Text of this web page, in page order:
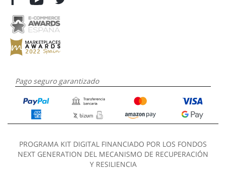
Pago seguro garantizado
PROGRAMA KIT DIGITAL FINANCIADO POR LOS FONDOS
NEXT GENERATION DEL MECANISMO DE RECUPERACIÓN
Y RESILIENCIA